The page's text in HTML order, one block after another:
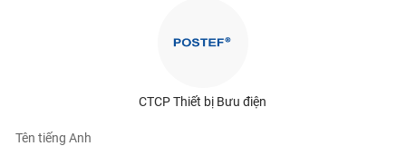
CTCP Thiết bị Bưu điện
Tên tiếng Anh